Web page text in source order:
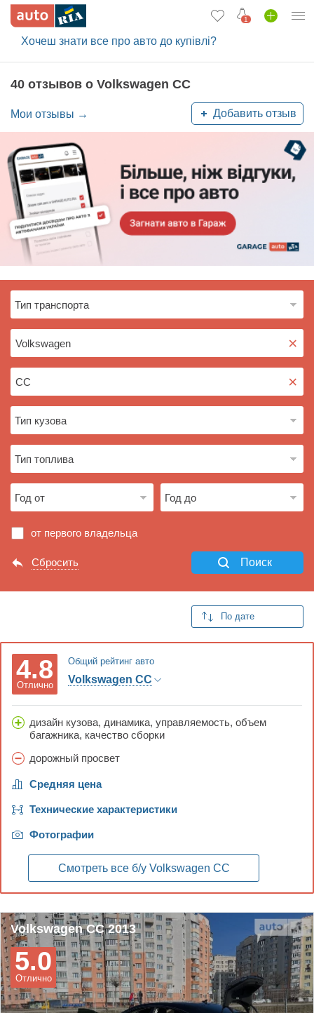
1
Вход в кабинет
Отзывы об авто
Все для авто
Загрузить приложение
Хочеш знати все про авто до купівлі?
40 отзывов о Volkswagen CC
×
×
от первого владельца
Сбросить Поиск
Мои отзывы → Добавить отзыв
Отлично
4.8 Общий рейтинг авто
Volkswagen CC
дизайн кузова, динамика, управляемость, объем
багажника, качество сборки
дорожный просвет
Средняя цена
Технические характеристики
Фотографии
Смотреть все б/у Volkswagen CC
Volkswagen CC 2013
Отлично
5.0